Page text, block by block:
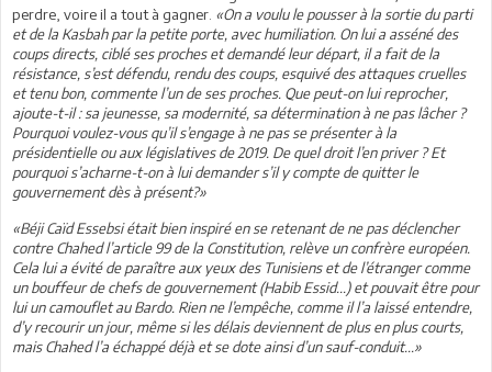
perdre, voire il a tout à gagner. «On a voulu le pousser à la sortie du parti
et de la Kasbah par la petite porte, avec humiliation. On lui a asséné des
coups directs, ciblé ses proches et demandé leur départ, il a fait de la
résistance, s’est défendu, rendu des coups, esquivé des attaques cruelles
et tenu bon, commente l’un de ses proches. Que peut-on lui reprocher,
ajoute-t-il : sa jeunesse, sa modernité, sa détermination à ne pas lâcher ?
Pourquoi voulez-vous qu’il s’engage à ne pas se présenter à la
présidentielle ou aux législatives de 2019. De quel droit l’en priver ? Et
pourquoi s’acharne-t-on à lui demander s’il y compte de quitter le
gouvernement dès à présent?»
«Béji Caïd Essebsi était bien inspiré en se retenant de ne pas déclencher
contre Chahed l’article 99 de la Constitution, relève un confrère européen.
Cela lui a évité de paraître aux yeux des Tunisiens et de l’étranger comme
un bouffeur de chefs de gouvernement (Habib Essid...) et pouvait être pour
lui un camouflet au Bardo. Rien ne l’empêche, comme il l’a laissé entendre,
d’y recourir un jour, même si les délais deviennent de plus en plus courts,
mais Chahed l’a échappé déjà et se dote ainsi d’un sauf-conduit...»